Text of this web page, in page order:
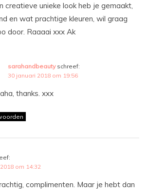
unieke look heb je gemaakt,
en wat prachtige kleuren, wil graag
door. Raaaai xxx Ak
sarahandbeauty schreef:
30 januari 2018 om 19:56
thanks. xxx
om 14:32
complimenten. Maar je hebt dan